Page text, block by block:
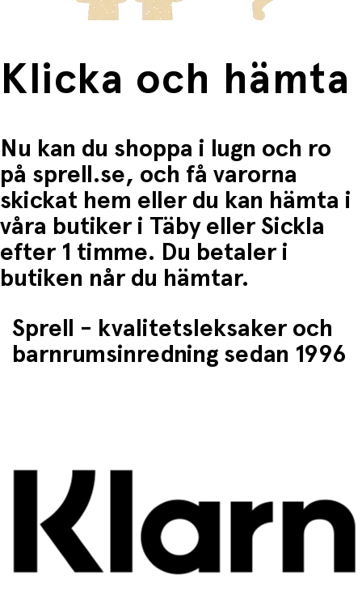
Klicka och hämta
Nu kan du shoppa i lugn och ro
på sprell.se, och få varorna
skickat hem eller du kan hämta i
våra butiker i Täby eller Sickla
efter 1 timme. Du betaler i
butiken når du hämtar.
Sprell - kvalitetsleksaker och
barnrumsinredning sedan 1996